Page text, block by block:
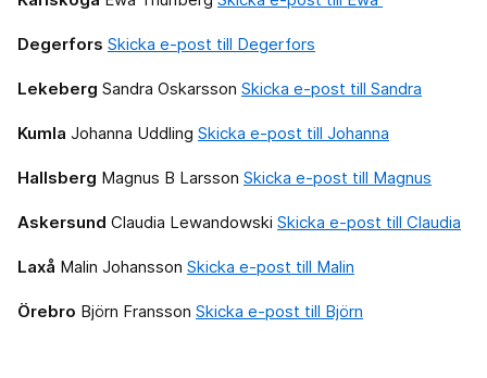
Degerfors Skicka e-post till Degerfors
Lekeberg Sandra Oskarsson Skicka e-post till Sandra
Kumla Johanna Uddling Skicka e-post till Johanna
Hallsberg Magnus B Larsson Skicka e-post till Magnus
Askersund Claudia Lewandowski Skicka e-post till Claudia
Laxå Malin Johansson Skicka e-post till Malin
Örebro Björn Fransson Skicka e-post till Björn